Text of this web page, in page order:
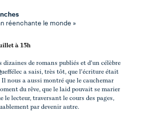
réenchante le monde »
à 15h
dizaines de romans publiés et d'un célèbre
a saisi, très tôt, que l'écriture était
nous a aussi montré que le cauchemar
du rêve, que le laid pouvait se marier
le lecteur, traversant le cours des pages,
par devenir autre.